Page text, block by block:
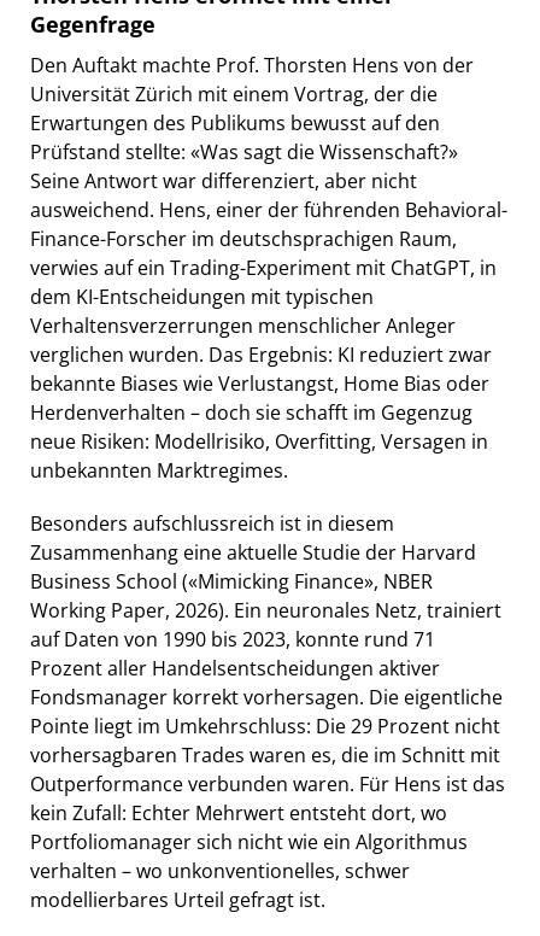
Gegenfrage
Den Auftakt machte Prof. Thorsten Hens von der
Universität Zürich mit einem Vortrag, der die
Erwartungen des Publikums bewusst auf den
Prüfstand stellte: «Was sagt die Wissenschaft?»
Seine Antwort war differenziert, aber nicht
ausweichend. Hens, einer der führenden Behavioral-
Finance-Forscher im deutschsprachigen Raum,
verwies auf ein Trading-Experiment mit ChatGPT, in
dem KI-Entscheidungen mit typischen
Verhaltensverzerrungen menschlicher Anleger
verglichen wurden. Das Ergebnis: KI reduziert zwar
bekannte Biases wie Verlustangst, Home Bias oder
Herdenverhalten – doch sie schafft im Gegenzug
neue Risiken: Modellrisiko, Overfitting, Versagen in
unbekannten Marktregimes.
Besonders aufschlussreich ist in diesem
Zusammenhang eine aktuelle Studie der Harvard
Business School («Mimicking Finance», NBER
Working Paper, 2026). Ein neuronales Netz, trainiert
auf Daten von 1990 bis 2023, konnte rund 71
Prozent aller Handelsentscheidungen aktiver
Fondsmanager korrekt vorhersagen. Die eigentliche
Pointe liegt im Umkehrschluss: Die 29 Prozent nicht
vorhersagbaren Trades waren es, die im Schnitt mit
Outperformance verbunden waren. Für Hens ist das
kein Zufall: Echter Mehrwert entsteht dort, wo
Portfoliomanager sich nicht wie ein Algorithmus
verhalten – wo unkonventionelles, schwer
modellierbares Urteil gefragt ist.